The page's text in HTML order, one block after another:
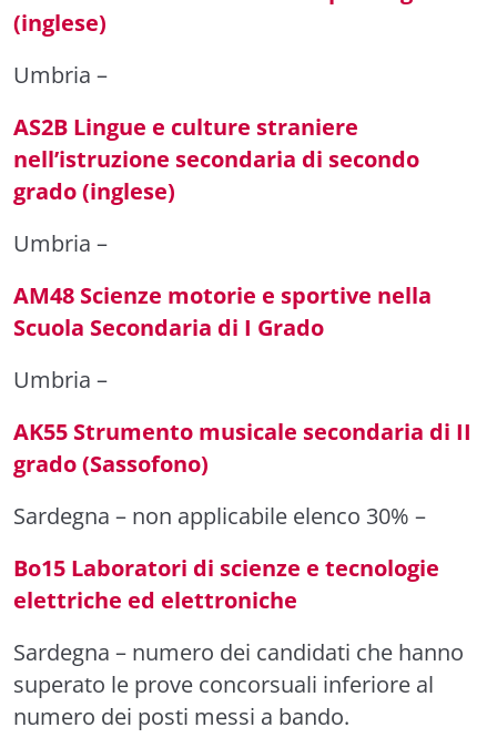
(inglese)
Umbria –
AS2B Lingue e culture straniere
nell’istruzione secondaria di secondo
grado (inglese)
Umbria –
AM48 Scienze motorie e sportive nella
Scuola Secondaria di I Grado
Umbria –
AK55 Strumento musicale secondaria di II
grado (Sassofono)
Sardegna – non applicabile elenco 30% –
Bo15 Laboratori di scienze e tecnologie
elettriche ed elettroniche
Sardegna – numero dei candidati che hanno
superato le prove concorsuali inferiore al
numero dei posti messi a bando.